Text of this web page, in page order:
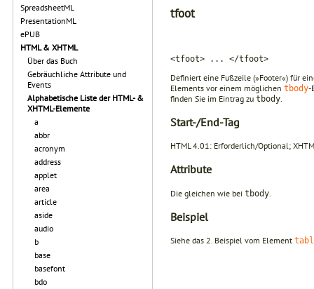
SpreadsheetML
PresentationML
ePUB
HTML & XHTML
Über das Buch
Gebräuchliche Attribute und
Events
Alphabetische Liste der HTML- &
XHTML-Elemente
a
abbr
acronym
address
applet
area
article
aside
audio
b
base
basefont
bdo
tfoot
<tfoot> ... </tfoot>
Definiert eine Fußzeile (»Footer«) für
Elements vor einem möglichen tbody-
finden Sie im Eintrag zu tbody
Start-/End-Tag
HTML 4.01: Erforderlich/Optional;
Attribute
Die gleichen wie bei tbody
Beispiel
Siehe das 2. Beispiel vom Element